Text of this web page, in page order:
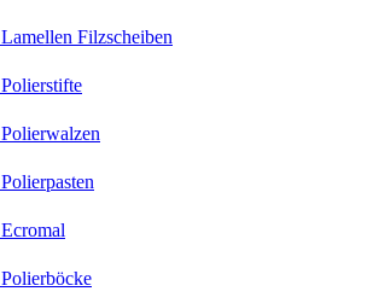
Lamellen Filzscheiben
Polierstifte
Polierwalzen
Polierpasten
Ecromal
Polierböcke